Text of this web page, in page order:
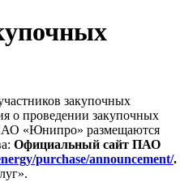
закупочных
о проведении закупочных
«Юнипро» размещаются
Официальный сайт ПАО
purchase/announcement/.